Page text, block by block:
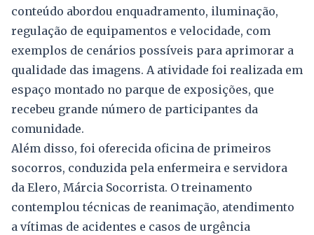
conteúdo abordou enquadramento, iluminação,
regulação de equipamentos e velocidade, com
exemplos de cenários possíveis para aprimorar a
qualidade das imagens. A atividade foi realizada em
espaço montado no parque de exposições, que
recebeu grande número de participantes da
comunidade.
Além disso, foi oferecida oficina de primeiros
socorros, conduzida pela enfermeira e servidora
da Elero, Márcia Socorrista. O treinamento
contemplou técnicas de reanimação, atendimento
a vítimas de acidentes e casos de urgência